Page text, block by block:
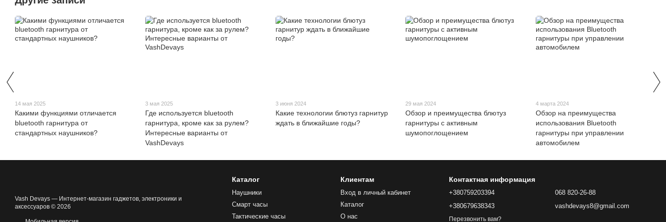
14 мая 2025
Какими функциями отличается
bluetooth гарнитура от
стандартных наушников?
3 мая 2025
Где используется bluetooth
гарнитура, кроме как за рулем?
Интересные варианты от
VashDevays
3 июня 2024
Какие технологии блютуз гарнитур
ждать в ближайшие годы?
29 мая 2024
Обзор и преимущества блютуз
гарнитуры с активным
шумопоглощением
4 марта 2024
Обзор на преимущества
использования Bluetooth
гарнитуры при управлении
автомобилем
Vash Devays — Интернет-магазин гаджетов, электроники и
аксессуаров © 2026
Каталог
Наушники
Смарт часы
Тактические часы
Клиентам
Вход в личный кабинет
Каталог
О нас
Контактная информация
+380759203394
+380679638343
Перезвонить вам?
068 820-26-88
vashdevays8@gmail.com